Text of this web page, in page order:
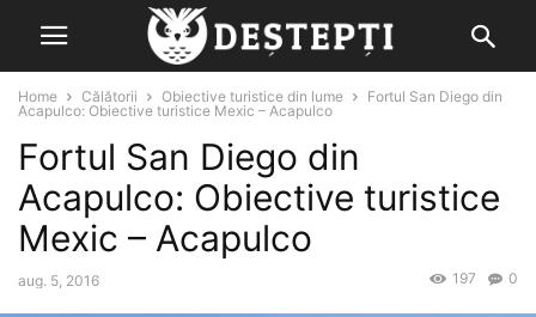
Home Călătorii Obiective turistice din lume
Fortul San Diego din
Acapulco: Obiective turistice Mexic – Acapulco
Fortul San Diego din
Acapulco: Obiective turistice
Mexic – Acapulco
aug. 5, 2016 0
197